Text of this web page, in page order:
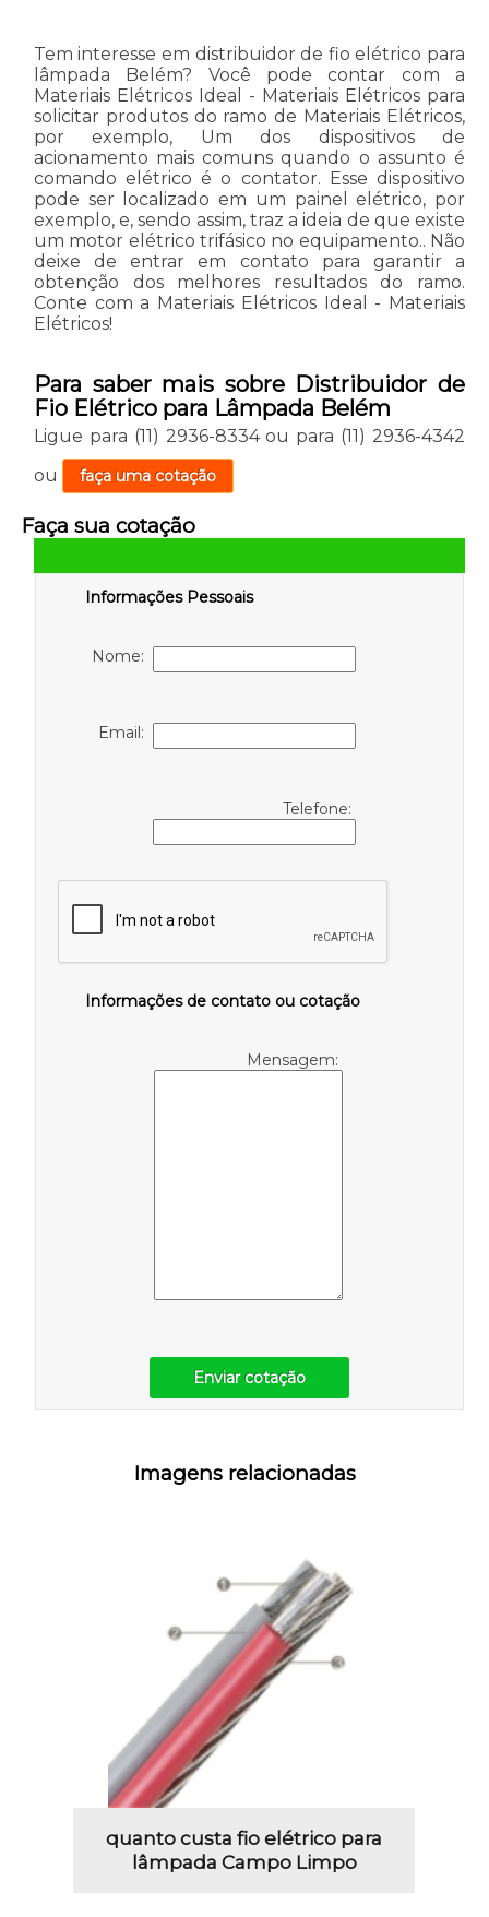
Tem interesse em distribuidor de fio elétrico para
lâmpada Belém? Você pode contar com a
Materiais Elétricos Ideal - Materiais Elétricos para
solicitar produtos do ramo de Materiais Elétricos,
por exemplo, Um dos dispositivos de
acionamento mais comuns quando o assunto é
comando elétrico é o contator. Esse dispositivo
pode ser localizado em um painel elétrico, por
exemplo, e, sendo assim, traz a ideia de que existe
um motor elétrico trifásico no equipamento.. Não
deixe de entrar em contato para garantir a
obtenção dos melhores resultados do ramo.
Conte com a Materiais Elétricos Ideal - Materiais
Elétricos!
Para saber mais sobre Distribuidor de
Fio Elétrico para Lâmpada Belém
Ligue para (11) 2936-8334ou para (11) 2936-4342
ou
faça uma cotação
Faça sua cotação
Informações Pessoais
Nome:
Email:
Telefone:
Informações de contato ou cotação
Mensagem:
Enviar cotação
Imagens relacionadas
quanto custa fio elétrico para
lâmpada Campo Limpo